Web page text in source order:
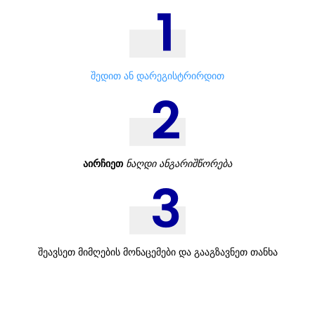
შედით ან დარეგისტრირდით
აირჩიეთ ნაღდი ანგარიშწორება
შეავსეთ მიმღების მონაცემები და გააგზავნეთ თანხა